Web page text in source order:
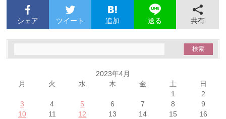
シェア ツイート 追加 送る 共有
2023年4月
月
火 水 木 金 土 日
1
2
3
4 5 6 7 8
9
10
11 12 13 14 15
16